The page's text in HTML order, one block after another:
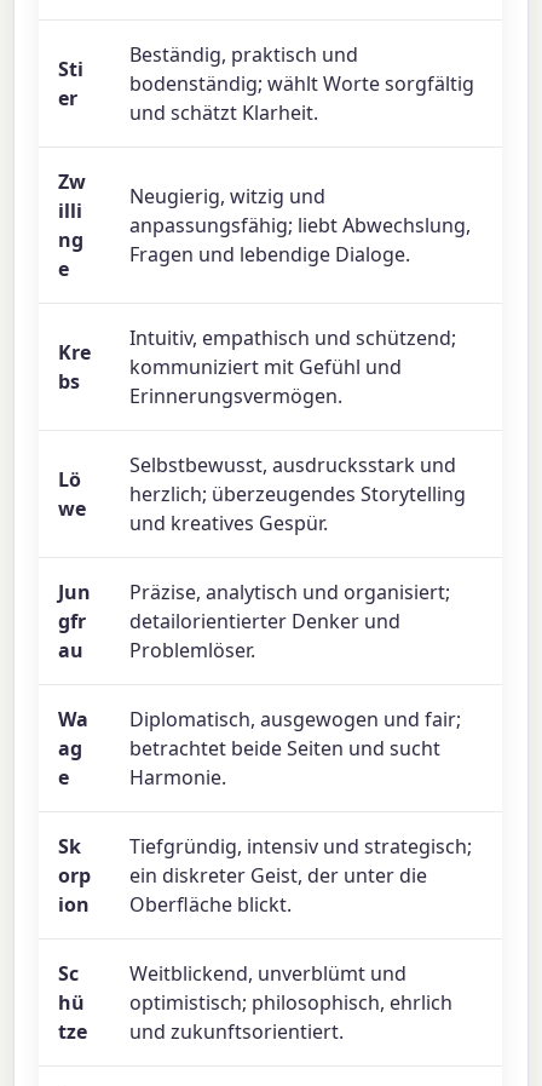
Sti
er
Beständig, praktisch und
bodenständig; wählt Worte sorgfältig
und schätzt Klarheit.
Zw
illi
ng
e
Neugierig, witzig und
anpassungsfähig; liebt Abwechslung,
Fragen und lebendige Dialoge.
Kre
bs
Intuitiv, empathisch und schützend;
kommuniziert mit Gefühl und
Erinnerungsvermögen.
Lö
we
Selbstbewusst, ausdrucksstark und
herzlich; überzeugendes Storytelling
und kreatives Gespür.
Jun
gfr
au
Präzise, analytisch und organisiert;
detailorientierter Denker und
Problemlöser.
Wa
ag
e
Diplomatisch, ausgewogen und fair;
betrachtet beide Seiten und sucht
Harmonie.
Sk
orp
ion
Tiefgründig, intensiv und strategisch;
ein diskreter Geist, der unter die
Oberfläche blickt.
Sc
hü
tze
Weitblickend, unverblümt und
optimistisch; philosophisch, ehrlich
und zukunftsorientiert.